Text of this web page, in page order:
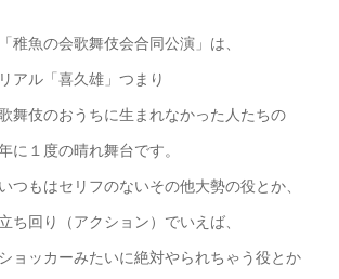
「稚魚の会歌舞伎会合同公演」は、
リアル「喜久雄」つまり
舞伎のおうちに生まれなかった人たちの
に１度の晴れ舞台です。
いつもはセリフのないその他大勢の役とか、
立ち回り（アクション）でいえば、
ショッカーみたいに絶対やられちゃう役とか